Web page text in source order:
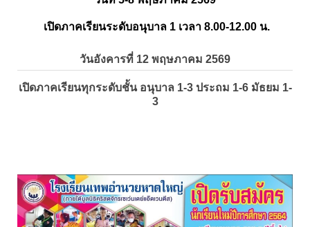
เปิดภาคเรียนระดับอนุบาล 1 เวลา 8.00-12.00 น.
วันอังคารที่ 12 พฤษภาคม 2569
เปิดภาคเรียนทุกระดับชั้น อนุบาล 1-3 ประถม 1-6 มัธยม 1-
3